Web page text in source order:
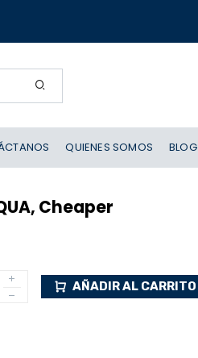
QUIENES SOMOS BLOG
Cheaper
AÑADIR AL CARRITO